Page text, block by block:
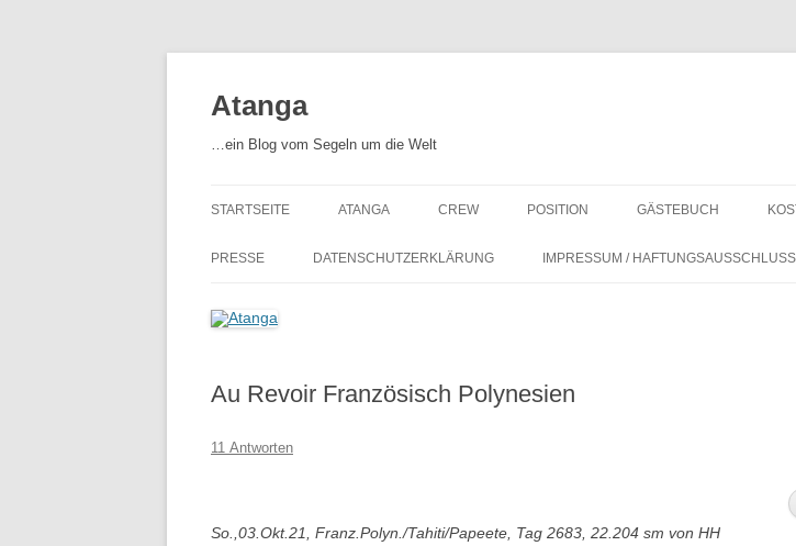
Atanga
…ein Blog vom Segeln um die Welt
STARTSEITE ATANGA
ATANGA – UNSER SCHIFF
CREW POSITION GÄSTEBUCH
PRESSE DATENSCHUTZERKLÄRUNG IMPRESSUM / HAFTUNGSAUSSCHLUSS
Au Revoir Französisch Polynesien
11 Antworten
So.,03.Okt.21, Franz.Polyn./Tahiti/Papeete, Tag 2683, 22.204 sm von HH